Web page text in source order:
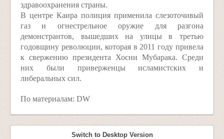
здравоохранения страны.
В центре Каира полиция применила слезоточивый
газ и огнестрельное оружие для разгона
демонстрантов, вышедших на улицы в третью
годовщину революции, которая в 2011 году привела
к свержению президента Хосни Мубарака. Среди
них были приверженцы исламистских и
либеральных сил.
По материалам: DW
Switch to Desktop Version